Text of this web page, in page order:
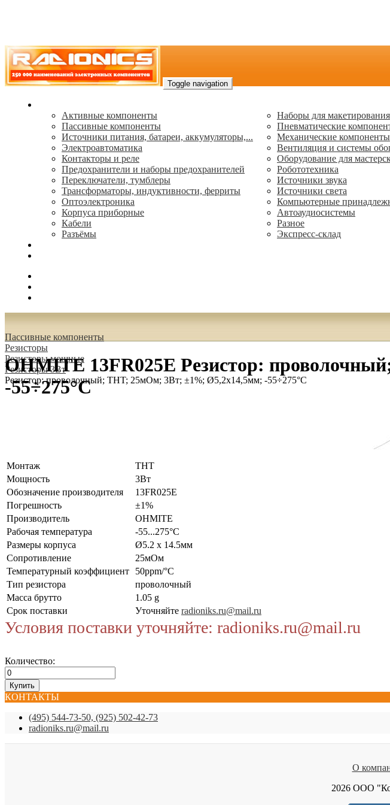
Toggle navigation
Активные компоненты
Пассивные компоненты
Источники питания, батареи, аккумуляторы,...
Электроавтоматика
Контакторы и реле
Предохранители и наборы предохранителей
Переключатели, тумблеры
Трансформаторы, индуктивности, ферриты
Oптоэлектроника
Корпуса приборные
Кабели
Разъёмы
Наборы для макетирования
Пневматические
Механические компоненты
Вентиляция и системы
Оборудование для
Робототехника
Источники звука
Источники света
Компьютерные
Автоаудиосистемы
Разное
Экспресс-склад
Пассивные компоненты
Резисторы
Резисторы мощные
Резисторы 3Вт
Резистор: проволочный; THT; 25мОм; 3Вт; ±1%; Ø5,2x14,5мм; -55÷275°C
OHMITE 13FR025E Резистор:
-55÷275°C
Монтаж
THT
Мощность
3Вт
Обозначение производителя
13FR025E
Погрешность
±1%
Производитель
OHMITE
Рабочая температура
-55...275°C
Размеры корпуса
Ø5.2 x 14.5мм
Сопротивление
25мОм
Температурный коэффициент
50ppm/°C
Тип резистора
проволочный
Масса брутто
1.05 g
Срок поставки
Уточняйте radioniks.ru@mail.ru
Условия поставки уточняйте: radioniks.ru@mail.ru
Количество:
КОНТАКТЫ
(495) 544-73-50, (925) 502-42-73
radioniks.ru@mail.ru
О
2026 ООО